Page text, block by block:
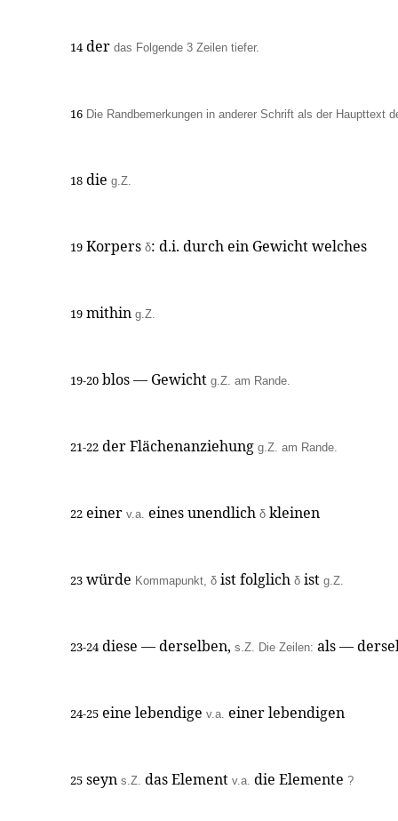
14 der das Folgende 3 Zeilen tiefer.
16 Die Randbemerkungen in anderer Schrift als der Haupttext
18 die g.Z.
19 Korpers δ: d.i. durch ein Gewicht welches
19 mithin g.Z.
19-20 blos — Gewicht g.Z. am Rande.
21-22 der Flächenanziehung g.Z. am Rande.
22 einer v.a. eines unendlich δ kleinen
23 würde Kommapunkt, δ ist folglich δ ist g.Z.
23-24 diese — derselben, s.Z. Die Zeilen: als —
24-25 eine lebendige v.a. einer lebendigen
25 seyn s.Z. das Element v.a. die Elemente ?